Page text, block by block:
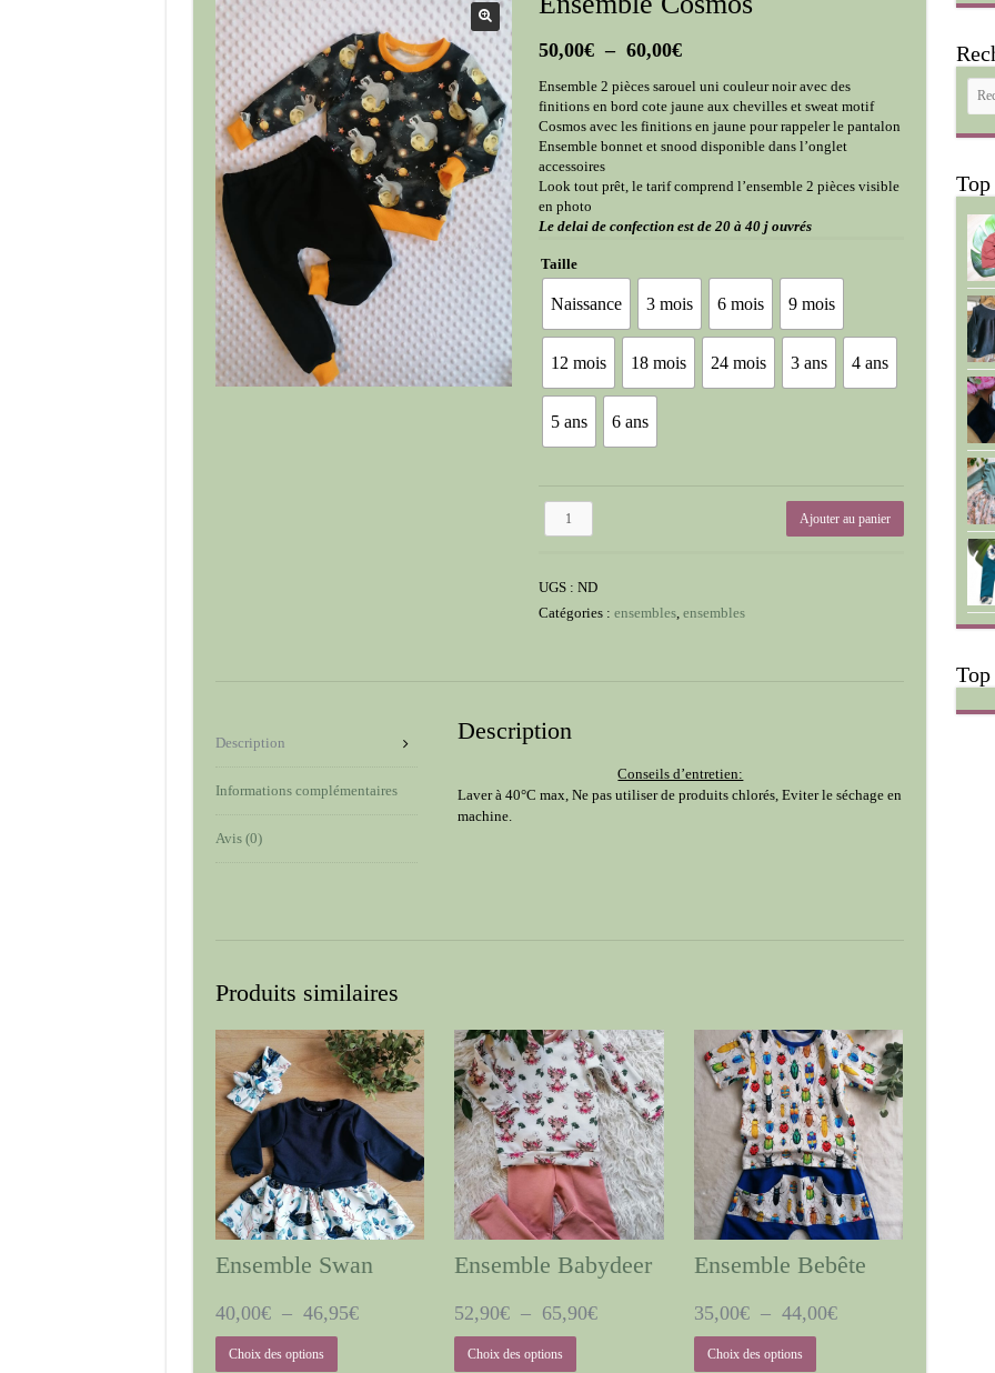
50,00€ – 60,00€Plage
prix :
50,00€
à
60,00€
Ensemble 2 pièces sarouel uni couleur noir avec des
finitions en bord cote jaune aux chevilles et sweat motif
Cosmos avec les finitions en jaune pour rappeler le pantalon
Ensemble bonnet et snood disponible dans l’onglet
accessoires
Look tout prêt, le tarif comprend l’ensemble 2 pièces visible
en photo
Le delai de confection est de 20 à 40 j ouvrés
Taille
Naissance 3 mois 6 mois 9 mois
12 mois 18 mois 24 mois 3 ans 4 ans
5 ans 6 ans
quantité
Ajouter au panier
UGS :ND
Catégories :ensembles,ensembles
Description
Informations complémentaires
Avis (0)
Description
Conseils d’entretien:
Laver à 40°C max, Ne pas utiliser de produits chlorés, Eviter le séchage en
machine.
Produits similaires
Ensemble Swan
40,00€ – 46,95€Plage
Choix des options
Ensemble Babydeer
52,90€ – 65,90€Plage
Choix des options
Ensemble Bebête
35,00€ – 44,00€Plage
Choix des options